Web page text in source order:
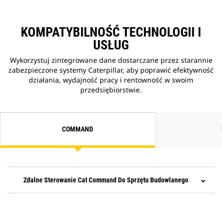
KOMPATYBILNOŚĆ TECHNOLOGII I
USŁUG
Wykorzystuj zintegrowane dane dostarczane przez starannie
zabezpieczone systemy Caterpillar, aby poprawić efektywność
działania, wydajność pracy i rentowność w swoim
przedsiębiorstwie.
COMMAND
Zdalne Sterowanie Cat Command Do Sprzętu Budowlanego